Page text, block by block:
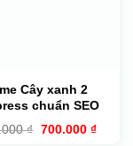
Cây xanh 2
chuẩn SEO
₫ Giá
700.000 ₫Giá